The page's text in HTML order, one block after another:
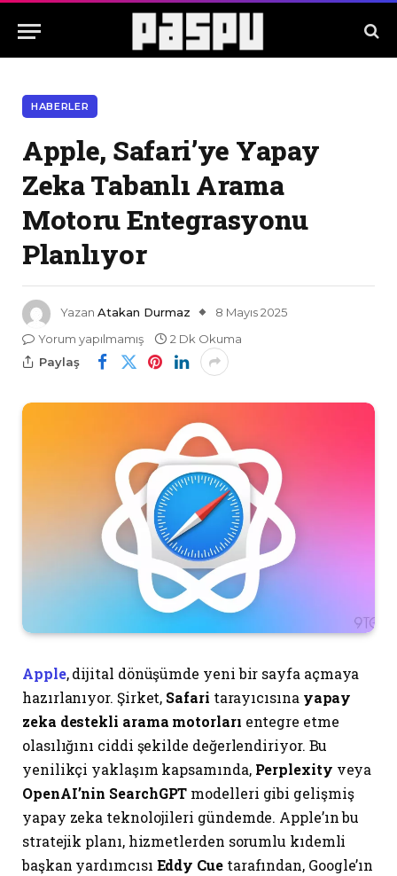
HABERLER
Apple, Safari’ye Yapay
Zeka Tabanlı Arama
Motoru Entegrasyonu
Planlıyor
Yazan Atakan Durmaz
8 Mayıs 2025
Yorum yapılmamış
2 Dk Okuma
Paylaş
Apple, dijital dönüşümde yeni bir sayfa açmaya
hazırlanıyor. Şirket, Safari tarayıcısına yapay
zeka destekli arama motorları entegre etme
olasılığını ciddi şekilde değerlendiriyor. Bu
yenilikçi yaklaşım kapsamında, Perplexity veya
OpenAI’nin SearchGPT modelleri gibi gelişmiş
yapay zeka teknolojileri gündemde. Apple’ın bu
stratejik planı, hizmetlerden sorumlu kıdemli
başkan yardımcısı Eddy Cuetarafından, Google’ın